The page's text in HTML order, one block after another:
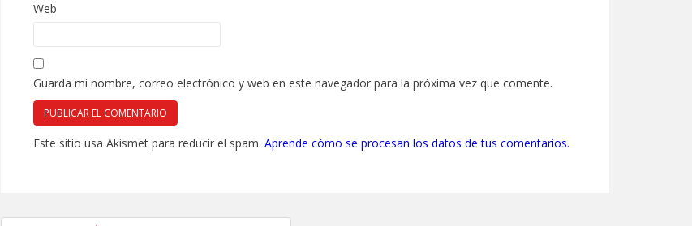
Web
Guarda mi nombre, correo electrónico y web en este navegador para la próxima vez que comente.
Este sitio usa Akismet para reducir el spam. Aprende cómo se procesan los datos de tus comentarios.